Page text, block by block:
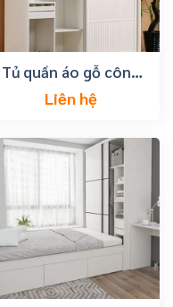
Tủ quần áo gỗ công
nghiệp đẹp hiện đại
Liên hệ